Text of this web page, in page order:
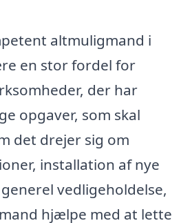
altmuligmand i
en stor fordel for
der har
opgaver, som skal
det drejer sig om
installation af nye
vedligeholdelse,
hjælpe med at lette